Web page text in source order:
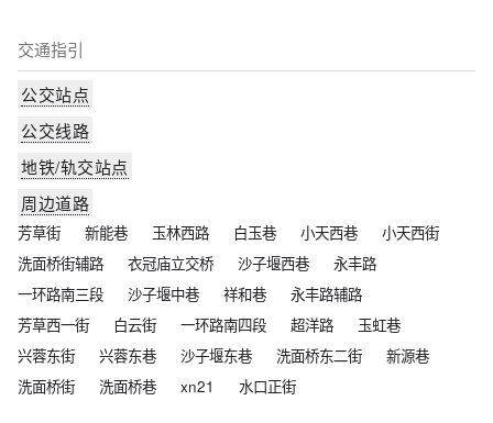
交通指引
公交站点
公交线路
地铁/轨交站点
周边道路
芳草街 新能巷 玉林西路 白玉巷 小天西巷
小天西街
洗面桥街辅路
衣冠庙立交桥 沙子堰西巷
永丰路
一环路南三段
沙子堰中巷 祥和巷
永丰路辅路
芳草西一街
白云街 一环路南四段 超洋路
玉虹巷
兴蓉东街
兴蓉东巷 沙子堰东巷 洗面桥东二街
新源巷
洗面桥街
洗面桥巷 xn21 水口正街